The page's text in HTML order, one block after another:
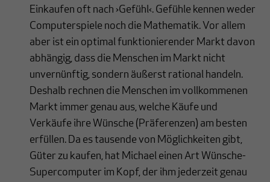
Einkaufen oft nach ›Gefühl‹. Gefühle kennen weder
Computerspiele noch die Mathematik. Vor allem
aber ist ein optimal funktionierender Markt davon
abhängig, dass die Menschen im Markt nicht
unvernünftig, sondern äußerst rational handeln.
Deshalb rechnen die Menschen im vollkommenen
Markt immer genau aus, welche Käufe und
Verkäufe ihre Wünsche (Präferenzen) am besten
erfüllen. Da es tausende von Möglichkeiten gibt,
Güter zu kaufen, hat Michael einen Art Wünsche-
Supercomputer im Kopf, der ihm jederzeit genau